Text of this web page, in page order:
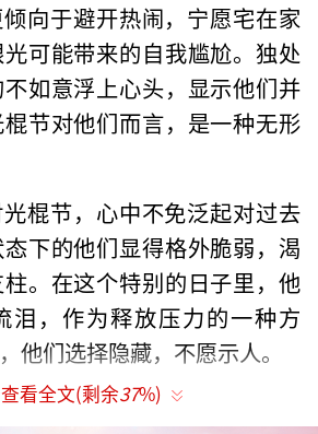
向于避开热闹，宁愿宅在家
可能带来的自我尴尬。独处
如意浮上心头，显示他们并
节对他们而言，是一种无形
棍节，心中不免泛起对过去
下的他们显得格外脆弱，渴
。在这个特别的日子里，他
泪，作为释放压力的一种方
他们选择隐藏，不愿示人。
，光棍节几乎成了一种情感上
看全文(剩余37%)